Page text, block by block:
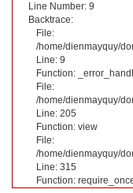
Line Number: 9
Backtrace:
File:
/home/dienmayquy/
Line: 9
Function:
File:
/home/dienmayquy/
Line: 205
Function: view
File:
/home/dienmayquy/
Line: 315
Function: